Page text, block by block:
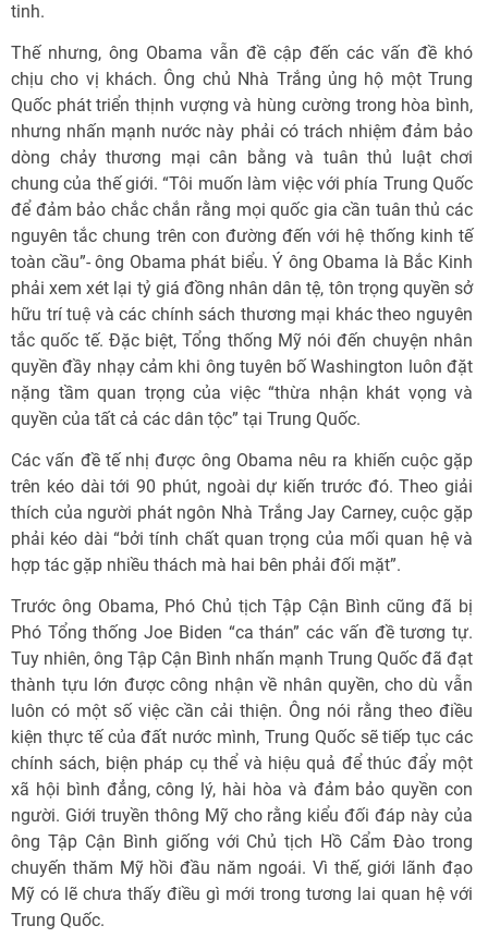
tinh.
Thế nhưng, ông Obama vẫn đề cập đến các vấn đề khó
chịu cho vị khách. Ông chủ Nhà Trắng ủng hộ một Trung
Quốc phát triển thịnh vượng và hùng cường trong hòa bình,
nhưng nhấn mạnh nước này phải có trách nhiệm đảm bảo
dòng chảy thương mại cân bằng và tuân thủ luật chơi
chung của thế giới. “Tôi muốn làm việc với phía Trung Quốc
để đảm bảo chắc chắn rằng mọi quốc gia cần tuân thủ các
nguyên tắc chung trên con đường đến với hệ thống kinh tế
toàn cầu”- ông Obama phát biểu. Ý ông Obama là Bắc Kinh
phải xem xét lại tỷ giá đồng nhân dân tệ, tôn trọng quyền sở
hữu trí tuệ và các chính sách thương mại khác theo nguyên
tắc quốc tế. Đặc biệt, Tổng thống Mỹ nói đến chuyện nhân
quyền đầy nhạy cảm khi ông tuyên bố Washington luôn đặt
nặng tầm quan trọng của việc “thừa nhận khát vọng và
quyền của tất cả các dân tộc” tại Trung Quốc.
Các vấn đề tế nhị được ông Obama nêu ra khiến cuộc gặp
trên kéo dài tới 90 phút, ngoài dự kiến trước đó. Theo giải
thích của người phát ngôn Nhà Trắng Jay Carney, cuộc gặp
phải kéo dài “bởi tính chất quan trọng của mối quan hệ và
hợp tác gặp nhiều thách mà hai bên phải đối mặt”.
Trước ông Obama, Phó Chủ tịch Tập Cận Bình cũng đã bị
Phó Tổng thống Joe Biden “ca thán” các vấn đề tương tự.
Tuy nhiên, ông Tập Cận Bình nhấn mạnh Trung Quốc đã đạt
thành tựu lớn được công nhận về nhân quyền, cho dù vẫn
luôn có một số việc cần cải thiện. Ông nói rằng theo điều
kiện thực tế của đất nước mình, Trung Quốc sẽ tiếp tục các
chính sách, biện pháp cụ thể và hiệu quả để thúc đẩy một
xã hội bình đẳng, công lý, hài hòa và đảm bảo quyền con
người. Giới truyền thông Mỹ cho rằng kiểu đối đáp này của
ông Tập Cận Bình giống với Chủ tịch Hồ Cẩm Đào trong
chuyến thăm Mỹ hồi đầu năm ngoái. Vì thế, giới lãnh đạo
Mỹ có lẽ chưa thấy điều gì mới trong tương lai quan hệ với
Trung Quốc.